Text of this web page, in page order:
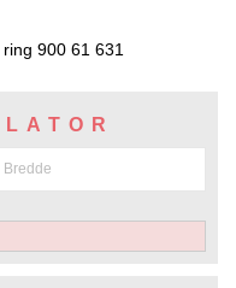
900 61 631